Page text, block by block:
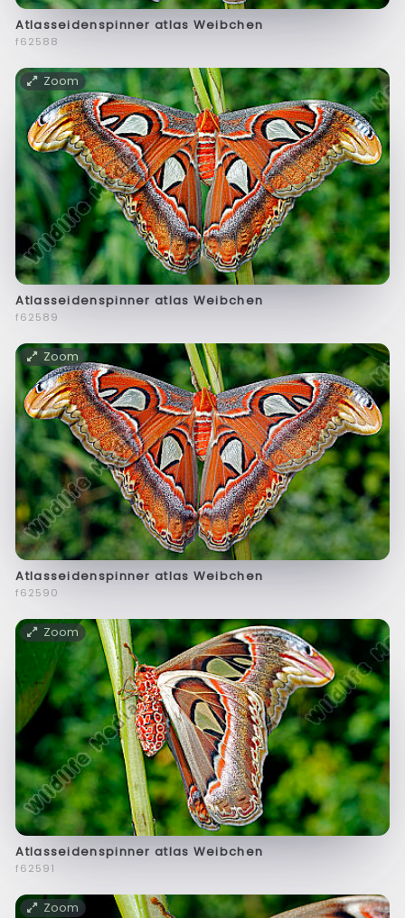
Atlasseidenspinner atlas Weibchen
f62588
Zoom
Atlasseidenspinner atlas Weibchen
f62589
Zoom
Atlasseidenspinner atlas Weibchen
f62590
Zoom
Atlasseidenspinner atlas Weibchen
f62591
Zoom